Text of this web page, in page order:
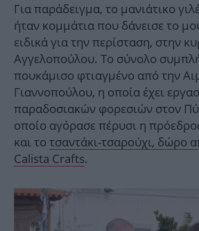
Για παράδειγμα, το μανιάτικο
ήταν κομμάτια που δάνεισε το
ειδικά για την περίσταση, στην
Αγγελοπούλου. Το σύνολο
πουκάμισο φτιαγμένο από την
Γιαννοπούλου, η οποία έχει
παραδοσιακών φορεσιών στον
οποίο αγόρασε πέρυσι η
και το τσαντάκι-τσαρούχι, δώρο
Calista Crafts.